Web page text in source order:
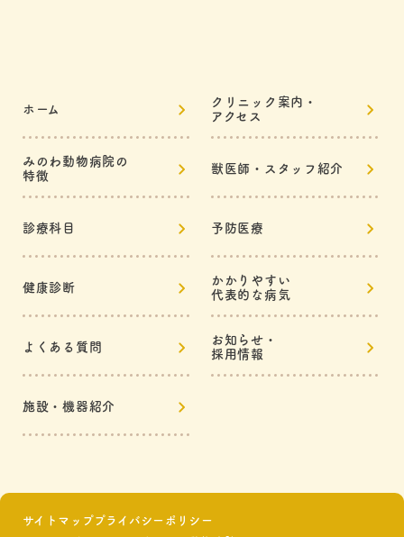
ホーム
クリニック案内・
アクセス
みのわ動物病院の
特徴
獣医師・スタッフ紹介
診療科目 予防医療
健康診断
かかりやすい
代表的な病気
よくある質問
お知らせ・
採用情報
施設・機器紹介
サイトマッププライバシーポリシー